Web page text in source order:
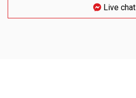
Live chat